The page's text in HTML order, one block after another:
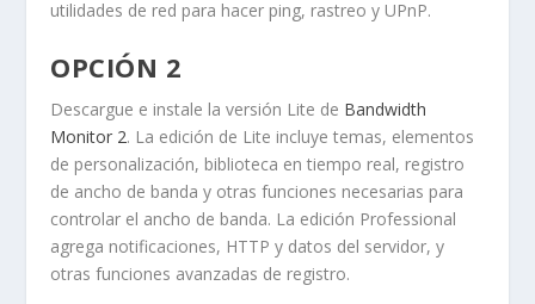
utilidades de red para hacer ping, rastreo y UPnP.
OPCIÓN 2
Descargue e instale la versión Lite de Bandwidth
Monitor 2. La edición de Lite incluye temas, elementos
de personalización, biblioteca en tiempo real, registro
de ancho de banda y otras funciones necesarias para
controlar el ancho de banda. La edición Professional
agrega notificaciones, HTTP y datos del servidor, y
otras funciones avanzadas de registro.